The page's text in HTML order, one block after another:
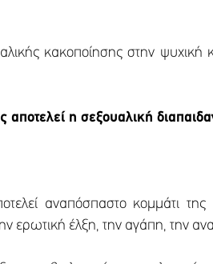
κακοποίησης στην ψυχική
η σεξουαλική
αναπόσπαστο κομμάτι
ερωτική έλξη, την αγάπη, την